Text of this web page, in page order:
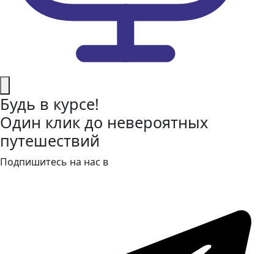
Будь в курсе!
Один клик до невероятных
путешествий
Подпишитесь на нас в